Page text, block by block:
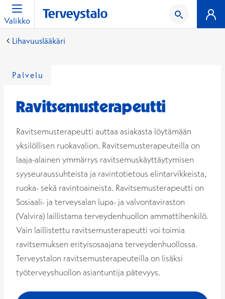
Valikko
Lihavuuslääkäri
Palvelu
Ravitsemusterapeutti
Ravitsemusterapeutti auttaa asiakasta löytämään
yksilöllisen ruokavalion. Ravitsemusterapeuteilla on
laaja-alainen ymmärrys ravitsemuskäyttäytymisen
syyseuraussuhteista ja ravintotietous elintarvikkeista,
ruoka- sekä ravintoaineista. Ravitsemusterapeutti on
Sosiaali- ja terveysalan lupa- ja valvontaviraston
(Valvira) laillistama terveydenhuollon ammattihenkilö.
Vain laillistettu ravitsemusterapeutti voi toimia
ravitsemuksen erityisosaajana terveydenhuollossa.
Terveystalon ravitsemusterapeuteilla on lisäksi
työterveyshuollon asiantuntija pätevyys.